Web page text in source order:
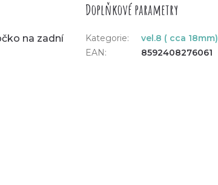
na zadní
Doplňkové parametry
Kategorie:
vel.8 ( cca 18mm)
EAN: 8592408276061